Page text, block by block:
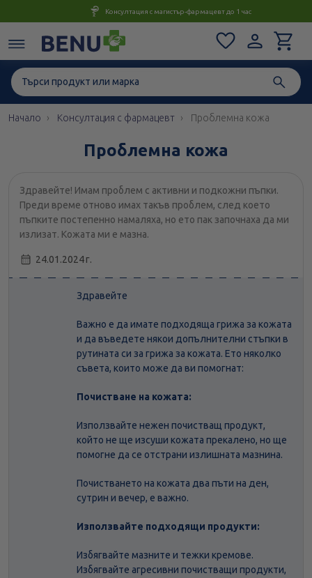
Консултация с магистър-фармацевт до 1 час
Начало Консултация с фармацевт Проблемна кожа
Проблемна кожа
Здравейте! Имам проблем с активни и подкожни пъпки.
Преди време отново имах такъв проблем, след което
пъпките постепенно намаляха, но ето пак започнаха да ми
излизат. Кожата ми е мазна.
24.01.2024 г.
Здравейте
Важно е да имате подходяща грижа за кожата
и да въведете някои допълнителни стъпки в
рутината си за грижа за кожата. Ето няколко
съвета, които може да ви помогнат:
Почистване на кожата:
Използвайте нежен почистващ продукт,
който не ще изсуши кожата прекалено, но ще
помогне да се отстрани излишната мазнина.
Почистването на кожата два пъти на ден,
сутрин и вечер, е важно.
Използвайте подходящи продукти:
Избягвайте мазните и тежки кремове.
Избягвайте агресивни почистващи продукти,